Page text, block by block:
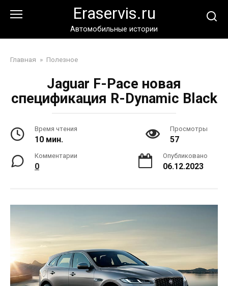
Eraservis.ru
Автомобильные истории
Главная » Полезное
Jaguar F-Pace новая
спецификация R-Dynamic Black
Время чтения
10 мин.
Просмотры
57
Комментарии
0
Опубликовано
06.12.2023